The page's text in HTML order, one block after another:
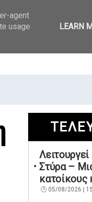
Στύρα –
κατοίκους
05/08/2026 |
agent
usage
LEARN